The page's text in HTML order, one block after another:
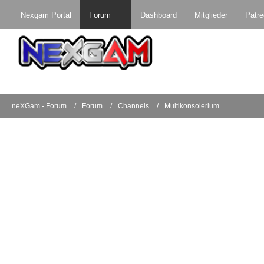
Nexgam Portal Forum Dashboard Mitglieder
neXGam - Forum Forum Channels Multikonsolerium